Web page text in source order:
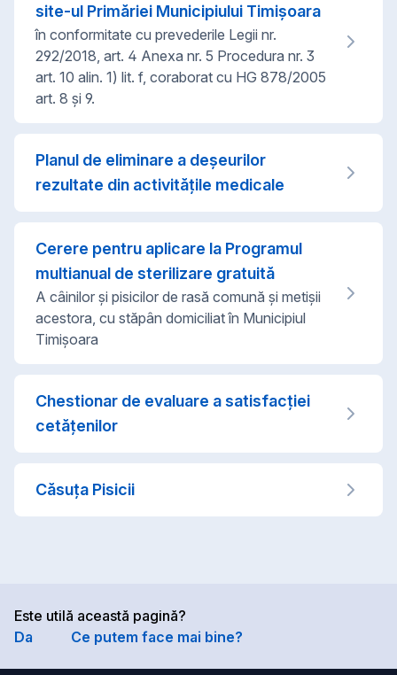
site-ul Primăriei Municipiului Timișoara
în conformitate cu prevederile Legii nr.
292/2018, art. 4 Anexa nr. 5 Procedura nr. 3
art. 10 alin. 1) lit. f, coraborat cu HG 878/2005
art. 8 și 9.
Planul de eliminare a deșeurilor
rezultate din activitățile medicale
Cerere pentru aplicare la Programul
multianual de sterilizare gratuită
A câinilor și pisicilor de rasă comună și metișii
acestora, cu stăpân domiciliat în Municipiul
Timișoara
Chestionar de evaluare a satisfacției
cetățenilor
Căsuța Pisicii
Este utilă această pagină?
Da
Ce putem face mai bine?